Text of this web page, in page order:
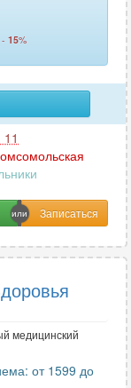
51
61
- 15%
медицинский
от 1599 до